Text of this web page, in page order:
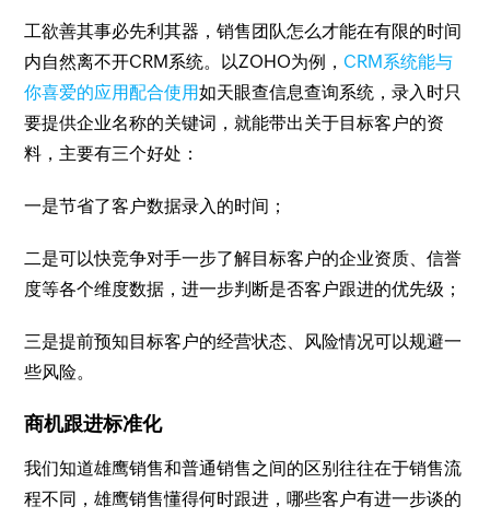
工欲善其事必先利其器，销售团队怎么才能在有限的时间
内自然离不开CRM系统。以ZOHO为例， CRM系统能与
你喜爱的应用配合使用如天眼查信息查询系统，录入时只
要提供企业名称的关键词，就能带出关于目标客户的资
料，主要有三个好处：
一是节省了客户数据录入的时间；
二是可以快竞争对手一步了解目标客户的企业资质、信誉
度等各个维度数据，进一步判断是否客户跟进的优先级；
三是提前预知目标客户的经营状态、风险情况可以规避一
些风险。
商机跟进标准化
我们知道雄鹰销售和普通销售之间的区别往往在于销售流
程不同，雄鹰销售懂得何时跟进，哪些客户有进一步谈的